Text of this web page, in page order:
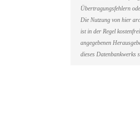
Übertragungsfehlern
Die Nutzung von hier
ist in der Regel
angegebenen
dieses Datenbankwerks